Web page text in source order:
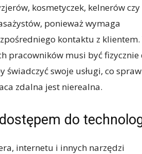
kosmetyczek, kelnerów czy
ponieważ wymaga
kontaktu z klientem.
pracowników musi być fizycznie
świadczyć swoje usługi, co
zdalna jest nierealna.
do
internetu i innych narzędzi